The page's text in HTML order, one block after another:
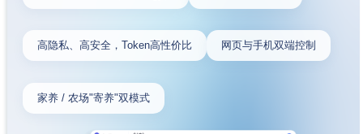
高隐私、高安全，Token高性价比 网页与手机双端控制
家养 / 农场"寄养"双模式